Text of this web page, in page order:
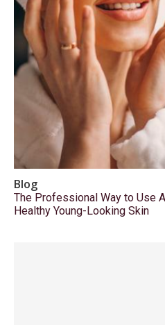
Blog
The Professional Way to Use
Healthy Young-Looking Skin